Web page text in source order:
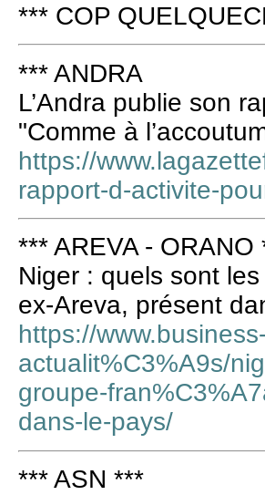
*** COP
*** ANDRA
L’Andra publie son
"Comme à
https://
rapport-d-activite-
*** AREVA - ORANO
Niger : quels sont
ex-Areva, présent
https://
actualit%C3%A9s/
groupe-
dans-le-pays/
*** ASN ***